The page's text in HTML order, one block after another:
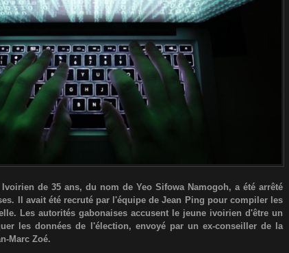
de 35 ans, du nom de Yeo Sifowa Namogoh, a été arrêté
Il avait été recruté par l'équipe de Jean Ping pour compiler les
Les autorités gabonaises accusent le jeune ivoirien d'être un
les données de l'élection, envoyé par un ex-conseiller de la
Marc Zoé.